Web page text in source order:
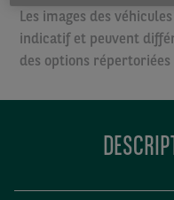
Les images des
indicatif et peuvent
des options